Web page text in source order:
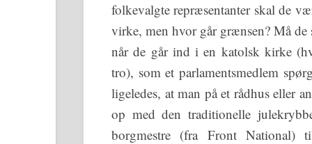
folkevalgte repræsentanter skal de
virke, men hvor går grænsen? Må de
når de går ind i en katolsk kirke
tro), som et parlamentsmedlem
ligeledes, at man på et rådhus eller
op med den traditionelle
borgmestre (fra Front National)